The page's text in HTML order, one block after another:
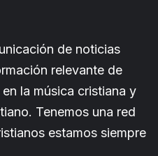
de noticias
relevante de
la música cristiana y
Tenemos una red
estamos siempre